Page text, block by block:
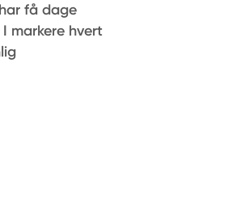
få dage
markere hvert